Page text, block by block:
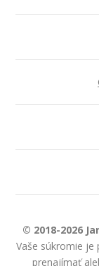
© 2018-2026
Vaše súkromie je
prenajímať